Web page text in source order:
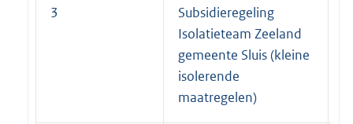
3
Subsidieregeling
Isolatieteam Zeeland
gemeente Sluis (kleine
isolerende
maatregelen)